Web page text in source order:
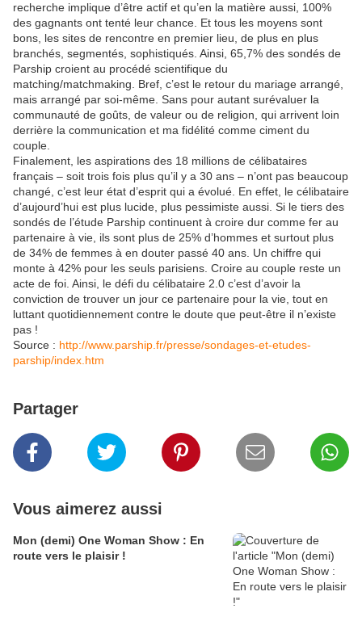
recherche implique d’être actif et qu’en la matière aussi, 100%
des gagnants ont tenté leur chance. Et tous les moyens sont
bons, les sites de rencontre en premier lieu, de plus en plus
branchés, segmentés, sophistiqués. Ainsi, 65,7% des sondés de
Parship croient au procédé scientifique du
matching/matchmaking. Bref, c’est le retour du mariage arrangé,
mais arrangé par soi-même. Sans pour autant surévaluer la
communauté de goûts, de valeur ou de religion, qui arrivent loin
derrière la communication et ma fidélité comme ciment du
couple.
Finalement, les aspirations des 18 millions de célibataires
français – soit trois fois plus qu’il y a 30 ans – n’ont pas beaucoup
changé, c’est leur état d’esprit qui a évolué. En effet, le célibataire
d’aujourd’hui est plus lucide, plus pessimiste aussi. Si le tiers des
sondés de l’étude Parship continuent à croire dur comme fer au
partenaire à vie, ils sont plus de 25% d’hommes et surtout plus
de 34% de femmes à en douter passé 40 ans. Un chiffre qui
monte à 42% pour les seuls parisiens. Croire au couple reste un
acte de foi. Ainsi, le défi du célibataire 2.0 c’est d’avoir la
conviction de trouver un jour ce partenaire pour la vie, tout en
luttant quotidiennement contre le doute que peut-être il n’existe
pas !
Source : http://www.parship.fr/presse/sondages-et-etudes-
parship/index.htm
Partager
Vous aimerez aussi
Mon (demi) One Woman Show : En
route vers le plaisir !